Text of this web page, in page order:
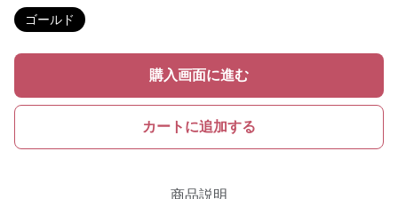
ゴールド
購入画面に進む
カートに追加する
商品説明